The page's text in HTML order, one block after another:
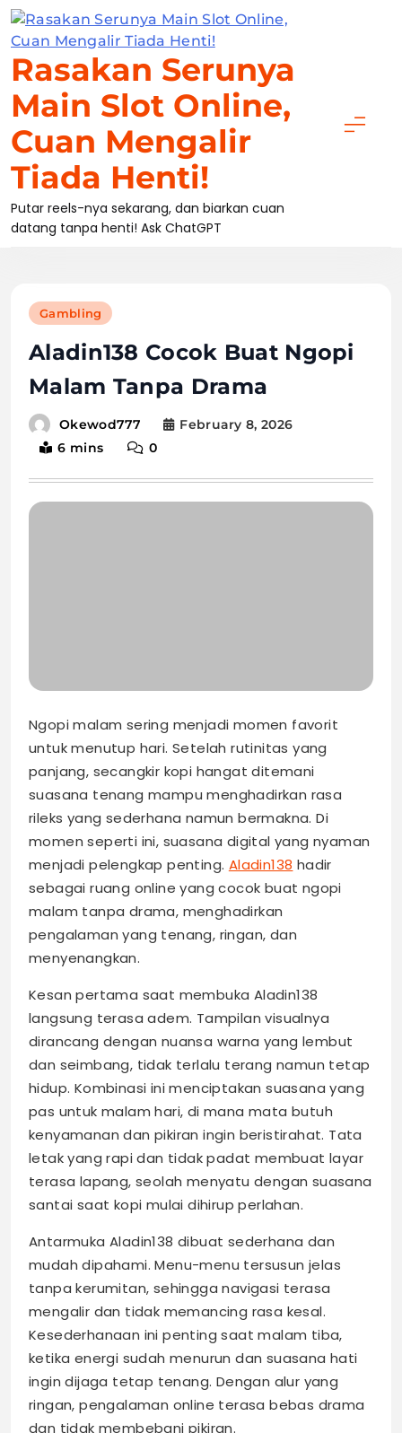
Skip
content
Rasakan Serunya
Main Slot Online,
Cuan Mengalir
Tiada Henti!
Putar reels-nya sekarang, dan biarkan cuan
datang tanpa henti! Ask ChatGPT
Gambling
Aladin138 Cocok Buat Ngopi
Malam Tanpa Drama
Okewod777
February 8, 2026
6 mins
0
Ngopi malam sering menjadi momen favorit
untuk menutup hari. Setelah rutinitas yang
panjang, secangkir kopi hangat ditemani
suasana tenang mampu menghadirkan rasa
rileks yang sederhana namun bermakna. Di
momen seperti ini, suasana digital yang nyaman
menjadi pelengkap penting. Aladin138 hadir
sebagai ruang online yang cocok buat ngopi
malam tanpa drama, menghadirkan
pengalaman yang tenang, ringan, dan
menyenangkan.
Kesan pertama saat membuka Aladin138
langsung terasa adem. Tampilan visualnya
dirancang dengan nuansa warna yang lembut
dan seimbang, tidak terlalu terang namun tetap
hidup. Kombinasi ini menciptakan suasana yang
pas untuk malam hari, di mana mata butuh
kenyamanan dan pikiran ingin beristirahat. Tata
letak yang rapi dan tidak padat membuat layar
terasa lapang, seolah menyatu dengan suasana
santai saat kopi mulai dihirup perlahan.
Antarmuka Aladin138 dibuat sederhana dan
mudah dipahami. Menu-menu tersusun jelas
tanpa kerumitan, sehingga navigasi terasa
mengalir dan tidak memancing rasa kesal.
Kesederhanaan ini penting saat malam tiba,
ketika energi sudah menurun dan suasana hati
ingin dijaga tetap tenang. Dengan alur yang
ringan, pengalaman online terasa bebas drama
dan tidak membebani pikiran.